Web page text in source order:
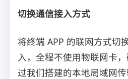
切换通信接入方式
将终端 APP 的联网方式切
入，全程不使用物联网卡
过我们搭建的本地局域网